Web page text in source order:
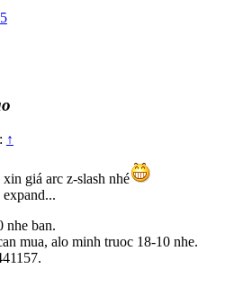
↑
xin giá arc z-slash nhé
nhe ban.
mua, alo minh truoc 18-10 nhe.